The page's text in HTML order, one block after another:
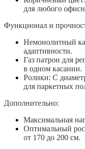
для любого
Функционал и
Немонолитный
адаптивности.
Газ патрон для
в одном касании.
Ролики: С
для паркетных
Дополнительно:
Максимальная
Оптимальный
от 170 до 200 см.